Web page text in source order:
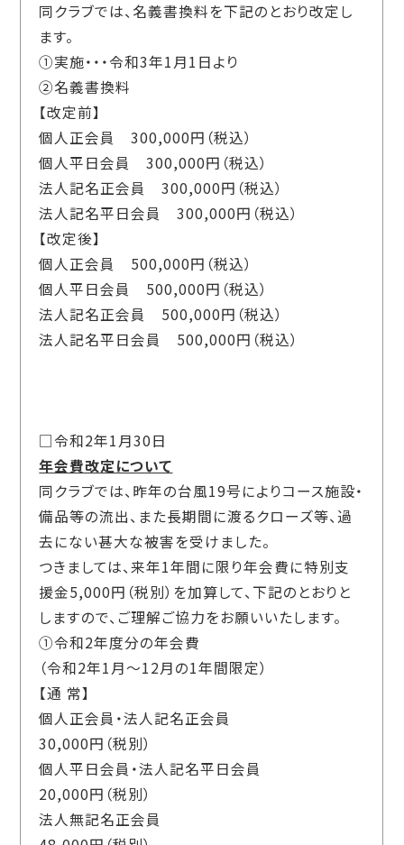
同クラブでは、名義書換料を下記のとおり改定し
ます。
①実施・・・令和3年1月1日より
②名義書換料
【改定前】
個人正会員 300,000円（税込）
個人平日会員 300,000円（税込）
法人記名正会員 300,000円（税込）
法人記名平日会員 300,000円（税込）
【改定後】
個人正会員 500,000円（税込）
個人平日会員 500,000円（税込）
法人記名正会員 500,000円（税込）
法人記名平日会員 500,000円（税込）
□令和2年1月30日
年会費改定について
同クラブでは、昨年の台風19号によりコース施設・
備品等の流出、また長期間に渡るクローズ等、過
去にない甚大な被害を受けました。
つきましては、来年1年間に限り年会費に特別支
援金5,000円（税別）を加算して、下記のとおりと
しますので、ご理解ご協力をお願いいたします。
①令和2年度分の年会費
（令和2年1月～12月の1年間限定）
【通 常】
個人正会員・法人記名正会員
30,000円（税別）
個人平日会員・法人記名平日会員
20,000円（税別）
法人無記名正会員